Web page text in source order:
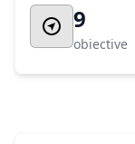
obiective
9